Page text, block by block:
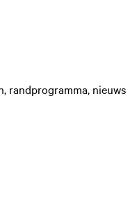
randprogramma, nieuws